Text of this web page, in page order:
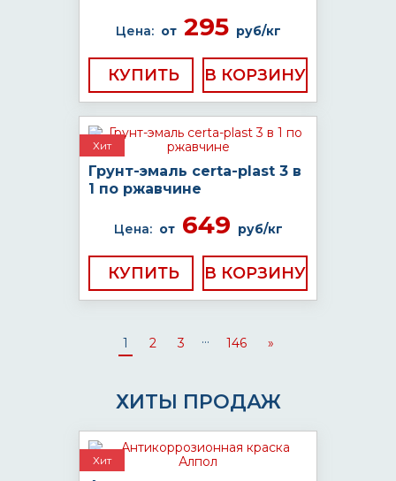
Цена: от295 руб/кг
КУПИТЬ
Хит
Грунт-эмаль certa-plast 3 в
1 по ржавчине
Цена: от649 руб/кг
КУПИТЬ
1 2 3 ... 146 »
ХИТЫ ПРОДАЖ
Хит